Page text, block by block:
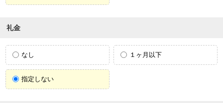
礼金
なし １ヶ月以下
指定しない